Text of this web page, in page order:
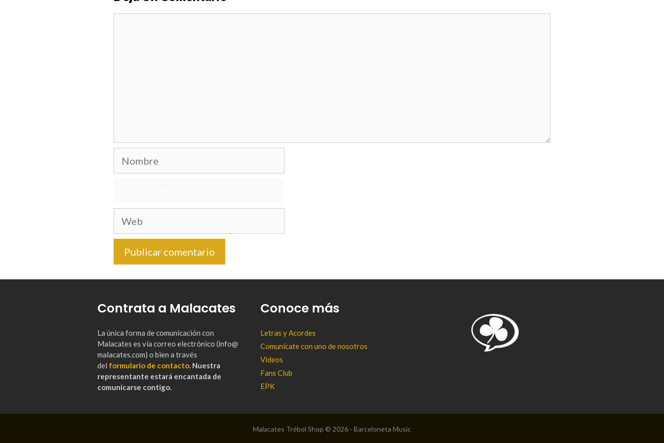
Nombre
Web
Contrata a Malacates
La única forma de comunicación con
Malacates es vía correo electrónico (info@
malacates.com) o bien a través
del formulario de contacto. Nuestra
representante estará encantada de
comunicarse contigo.
Conoce más
Letras y Acordes
Comunícate con uno de nosotros
Videos
Fans Club
EPK
Malacates Trébol Shop © 2026 - Barceloneta Music